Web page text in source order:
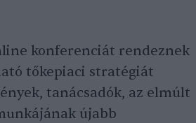
konferenciát rendeznek
tőkepiaci stratégiát
tanácsadók, az elmúlt
újabb